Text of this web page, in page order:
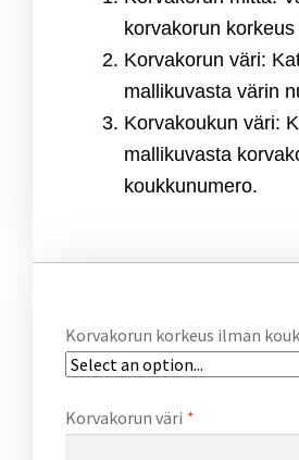
korvakorun korkeus
Korvakorun väri:
mallikuvasta värin
Korvakoukun väri:
mallikuvasta
koukkunumero.
Korvakorun korkeus ilman
Korvakorun väri *